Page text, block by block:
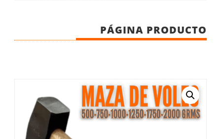
PÁGINA PRODUCTO